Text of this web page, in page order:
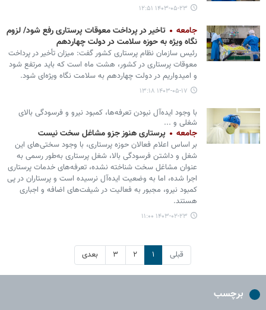
۱۴۰۳-۰۵-۲۳ ۱۲:۵۱
جامعه
تاخیر در پرداخت معوقات پرستاری رفع شود/ لزوم
نگاه ویژه به حوزه سلامت در دولت چهاردهم
رئیس سازمان نظام پرستاری کشور گفت: میزان تأخیر در پرداخت
معوقات پرستاری در کشور، هشت ماه است که باید مرتفع شود
و امیدواریم در دولت چهاردهم به سلامت نگاه ویژه‌ای شود.
۱۴۰۳-۰۵-۱۷ ۱۳:۱۸
با وجود ایده‌آل نبودن تعرفه‌ها، کمبود نیرو و فرسودگی بالای
شغلی و ...
جامعه پرستاری هنوز جزو مشاغل سخت نیست
بر اساس اعلام فعالان حوزه پرستاری، با وجود سختی‌های این
شغل و داشتن فرسودگی بالا، شغل پرستاری به‌طور رسمی به
عنوان مشاغل سخت شناخته نشده، تعرفه‌های خدمات پرستاری
اجرا شده، اما به وضعیت ایده‌آل نرسیده است و پرستاران در پی
کمبود نیرو، مجبور به فعالیت در شیفت‌های اضافه و اجباری
هستند.
۱۴۰۳-۰۲-۲۳ ۱۱:۰۰
قبلی ۱ ۲ ۳ بعدی
برچسب